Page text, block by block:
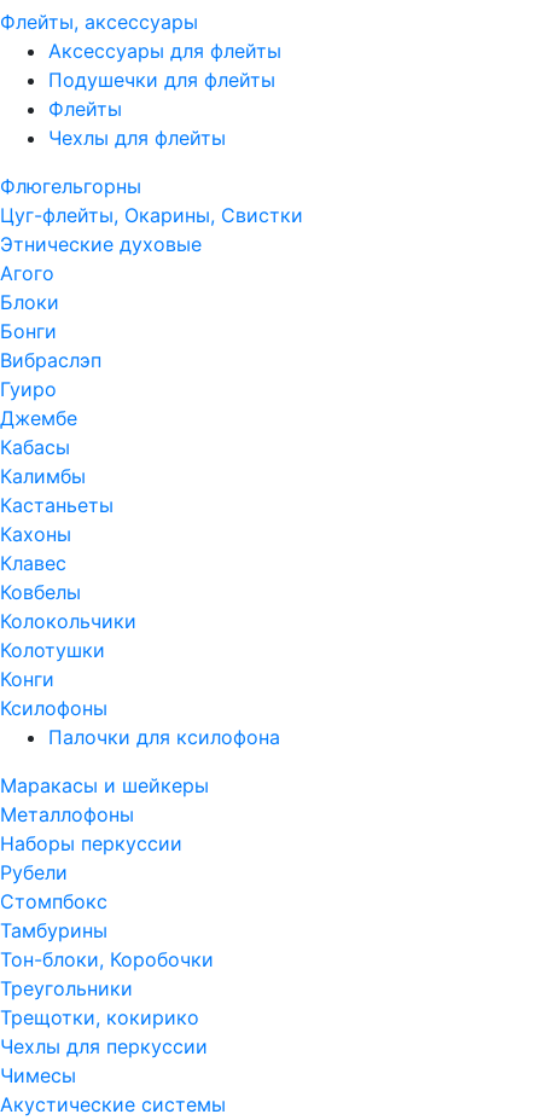
Флейты, аксессуары
Аксессуары для флейты
Подушечки для флейты
Флейты
Чехлы для флейты
Флюгельгорны
Цуг-флейты, Окарины, Свистки
Этнические духовые
Агого
Блоки
Бонги
Вибраслэп
Гуиро
Джембе
Кабасы
Калимбы
Кастаньеты
Кахоны
Клавес
Ковбелы
Колокольчики
Колотушки
Конги
Ксилофоны
Палочки для ксилофона
Маракасы и шейкеры
Металлофоны
Наборы перкуссии
Рубели
Стомпбокс
Тамбурины
Тон-блоки, Коробочки
Треугольники
Трещотки, кокирико
Чехлы для перкуссии
Чимесы
Акустические системы